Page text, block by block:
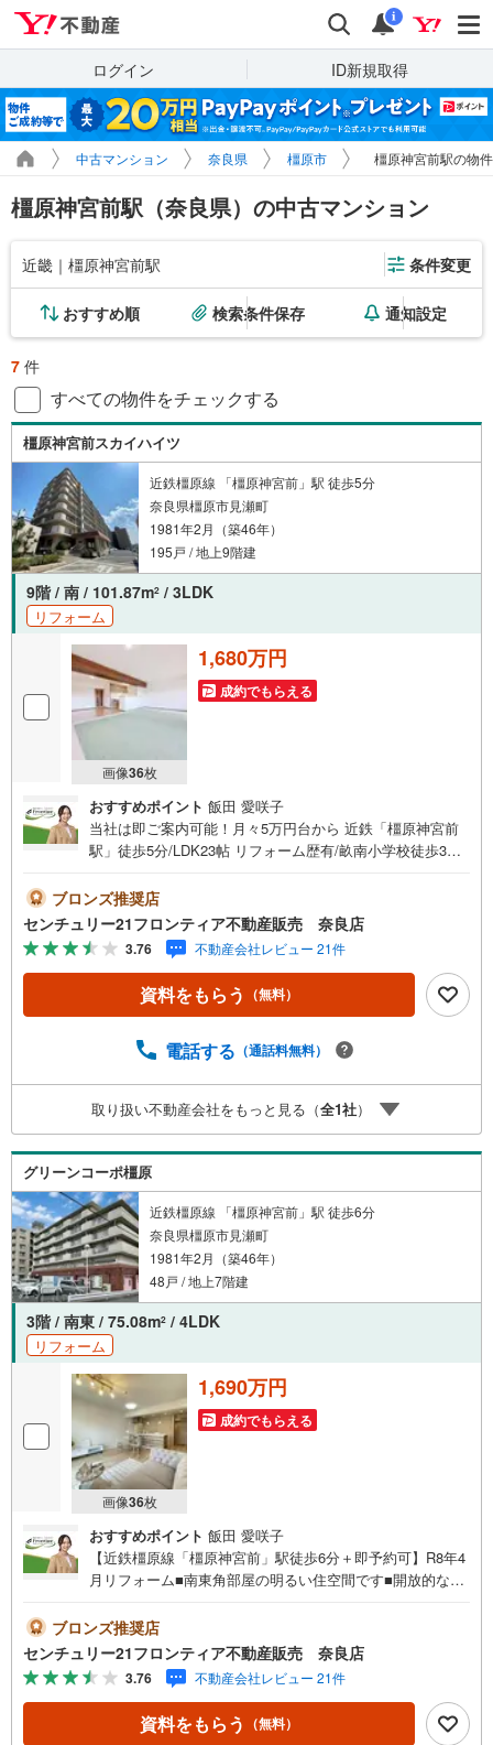
検索 通知
i
ログイン ID新規取得
中古マンション 奈良県 橿原市 橿原神宮前駅の物
橿原神宮前駅（奈良県）の中古マンション
近畿｜橿原神宮前駅 条件変更
おすすめ順 検索条件保存 通知設定
7 件
すべての物件をチェックする
橿原神宮前スカイハイツ
近鉄橿原線 「橿原神宮前」駅 徒歩5分
奈良県橿原市見瀬町
1981年2月（築46年）
195戸 / 地上9階建
9階 / 南 / 101.87m2 / 3LDK
リフォーム
画像36枚
1,680万円
成約でもらえる
おすすめポイント 飯田 愛咲子
当社は即ご案内可能！月々5万円台から 近鉄「橿原神宮前
駅」徒歩5分/LDK23帖 リフォーム歴有/畝南小学校徒歩3分
徴・最上階・南向き・3沿線ご利用可能 リフォーム内容
【平成25年10月】・ユニットバス新調・洗面化粧台新調・
トイレ新調・電気温水器新調・フローリング新調・カーペ
ット新調・建具新調【令和3年2月】・キッチン新調 立地・
橿原市立畝傍南小学校まで徒歩約3分（約180m）・橿原市
立畝傍中学校まで徒歩約12分（約950m） 弊社について・
績（2022年時点・全国991店舗中）・リフォームなどのご
どご提案可能 ）・365日営業中！お客様のご都合に合わせ
てご案内 →現地/物件見学（約30分～）→ご希望条件のご
相談（約30分～）→資金計画やローンのご相談（約30分
～）
ブロンズ推奨店
センチュリー21フロンティア不動産販売 奈良店
3.76 不動産会社レビュー 21件
資料をもらう （無料）
電話する （通話料無料）
取り扱い不動産会社をもっと見る（全1社）
グリーンコーポ橿原
近鉄橿原線 「橿原神宮前」駅 徒歩6分
奈良県橿原市見瀬町
1981年2月（築46年）
48戸 / 地上7階建
3階 / 南東 / 75.08m2 / 4LDK
リフォーム
画像36枚
1,690万円
成約でもらえる
おすすめポイント 飯田 愛咲子
【近鉄橿原線「橿原神宮前」駅徒歩6分＋即予約可】R8年4
月リフォーム■南東角部屋の明るい住空間です■開放的な引
日の家事が快適です 特徴・フルフラットキッチン、ペンダ
ントライト採用・全居室収納あり。それぞれのお部屋にス
ペースがあるのでプライベートな荷物でも身近に置くこと
が出来ます リフォーム内容・システムキッチン・ユニット
バス・洗面化粧台・トイレ・建具・配管更新・クロス全
室・床材・食洗器・ハウスクリーニング 立地・橿原市立畝
ブロンズ推奨店
センチュリー21フロンティア不動産販売 奈良店
3.76 不動産会社レビュー 21件
資料をもらう （無料）